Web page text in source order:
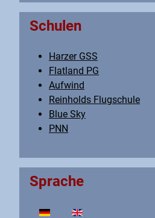
Schulen
Harzer GSS
Flatland PG
Aufwind
Reinholds Flugschule
Blue Sky
PNN
Sprache
Sprache auswählen